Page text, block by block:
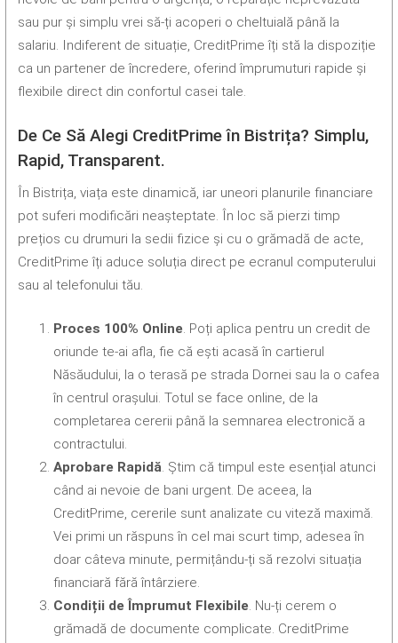
sau pur și simplu vrei să-ți acoperi o cheltuială până la
salariu. Indiferent de situație, CreditPrime îți stă la dispoziție
ca un partener de încredere, oferind împrumuturi rapide și
flexibile direct din confortul casei tale.
De Ce Să Alegi CreditPrime în Bistrița? Simplu,
Rapid, Transparent.
În Bistrița, viața este dinamică, iar uneori planurile financiare
pot suferi modificări neașteptate. În loc să pierzi timp
prețios cu drumuri la sedii fizice și cu o grămadă de acte,
CreditPrime îți aduce soluția direct pe ecranul computerului
sau al telefonului tău.
Proces 100% Online. Poți aplica pentru un credit de
oriunde te-ai afla, fie că ești acasă în cartierul
Năsăudului, la o terasă pe strada Dornei sau la o cafea
în centrul orașului. Totul se face online, de la
completarea cererii până la semnarea electronică a
contractului.
Aprobare Rapidă. Știm că timpul este esențial atunci
când ai nevoie de bani urgent. De aceea, la
CreditPrime, cererile sunt analizate cu viteză maximă.
Vei primi un răspuns în cel mai scurt timp, adesea în
doar câteva minute, permițându-ți să rezolvi situația
financiară fără întârziere.
Condiții de Împrumut Flexibile. Nu-ți cerem o
grămadă de documente complicate. CreditPrime